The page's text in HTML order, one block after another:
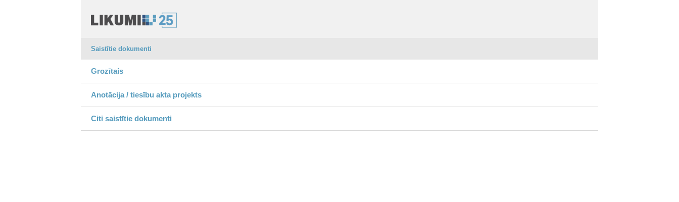
Saistītie dokumenti
Grozītais
Anotācija / tiesību akta projekts
Citi saistītie dokumenti